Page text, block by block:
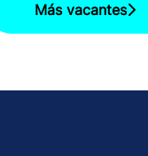
Más vacantes